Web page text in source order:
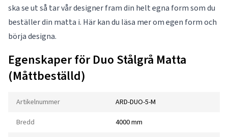
ska se ut så tar vår designer fram din helt egna form som du
beställer din matta i. Här kan du läsa mer omegen formoch
börja designa.
Egenskaper för Duo Stålgrå Matta
(Måttbeställd)
Artikelnummer ARD-DUO-5-M
Bredd 4000 mm